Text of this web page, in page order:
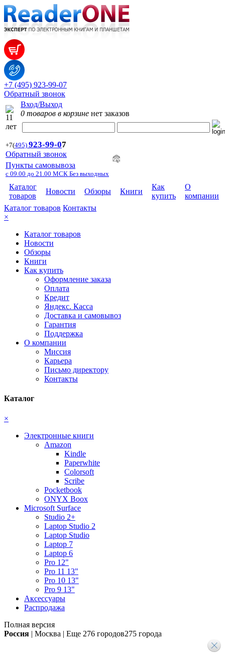
+7 (495) 923-99-07
Обратный звонок
Вход/Выход
0 товаров в корзине нет заказов
+7(495) 923-99-07
Обратный звонок
Пункты самовывоза
с 09.00 до 21.00 МСК Без выходных
Каталог
товаров
Новости Обзоры Книги
Как
купить
О
компании
Каталог товаров Контакты
×
Каталог товаров
Новости
Обзоры
Книги
Как купить
Оформление заказа
Оплата
Кредит
Яндекс. Касса
Доставка и самовывоз
Гарантия
Поддержка
О компании
Миссия
Карьера
Письмо директору
Контакты
Каталог
×
Электронные книги
Amazon
Kindle
Paperwhite
Colorsoft
Scribe
Pocketbook
ONYX Boox
Microsoft Surface
Studio 2+
Laptop Studio 2
Laptop Studio
Laptop 7
Laptop 6
Pro 12"
Pro 11 13"
Pro 10 13"
Pro 9 13"
Аксессуары
Распродажа
Полная версия
Россия | Москва | Еще 276 городов275 города